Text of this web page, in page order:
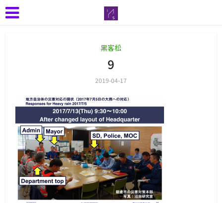
黑客松
9
2019-04-17